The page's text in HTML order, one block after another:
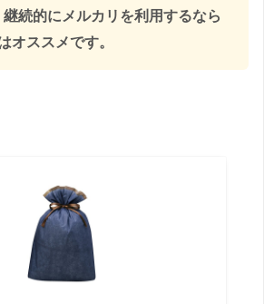
続的にメルカリを利用するなら
オススメです。